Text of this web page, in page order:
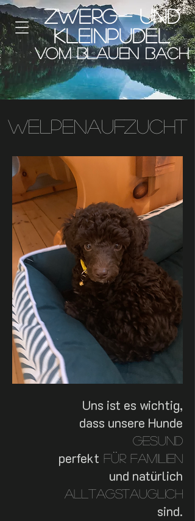
Zwerg- und
Kleinpudel
vom blauen Bach
Welpenaufzucht
Uns ist es wichtig,
dass unsere Hunde
gesund
perfekt für Familien
und natürlich
alltagstauglich
sind.